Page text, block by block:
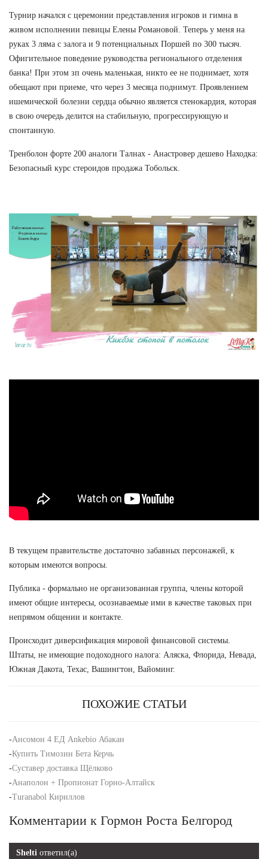
Турнир начался с церемонии представления игроков и гимна в
живом исполнении певицы Елены Романовой. Теперь у меня на
руках 3 ляма с залога и 9 потенциальных Поршей по 300 тысяч.
Офигительное поведение руководства регионального отделения
банка! При этом зп очень маленькая, никто ее не поднимает, хотя
обещают при приеме, что через 3 месяца поднимут. Проявлением
ишемической болезни сердца обычно является стенокардия, которая
в свою очередь делится на стабильную, прогрессирующую и
спонтанную.
Тренболон форте 200 аналоги Талнах - Анастровер дешево Находка:
Безопасный курс стероидов продажа Тобольск.
В текущем правительстве достаточно забавных персонажей, к
которым имеются вопросы.
Публика - формально не организованная группа, члены которой
имеют общие интересы, осознаваемые ими в качестве таковых при
непрямом общении и контакте.
Происходит диверсификация мировой финансовой системы.
Штаты, не имеющие подоходного налога: Аляска, Флорида, Невада,
Южная Дакота, Техас, Вашингтон, Вайоминг.
ПОХОЖИЕ СТАТЬИ
-Ансомон 4 ЕД Ankebio Абакан
-Купить Tимозин Бета Керчь
-Суставер доставка Щёлково
-Анаполон + Пропионат Горно-Алтайск
-Turanabol Кириллов
Комментарии к Гормон Роста Белгород
Shelti ответил(а)